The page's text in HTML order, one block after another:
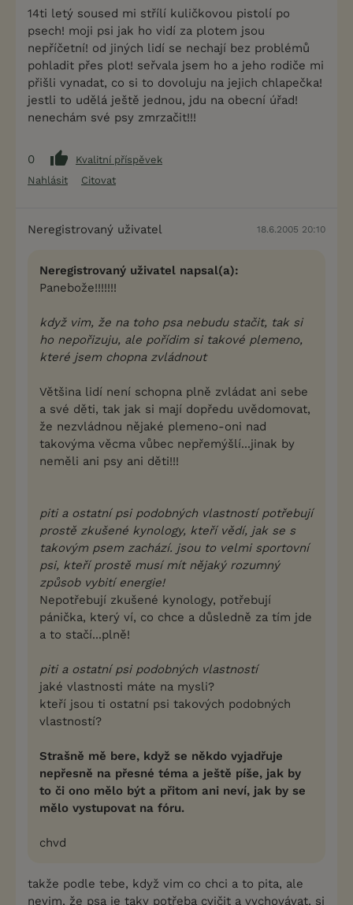
14ti letý soused mi střílí kuličkovou pistolí po
psech! moji psi jak ho vidí za plotem jsou
nepříčetní! od jiných lidí se nechají bez problémů
pohladit přes plot! seřvala jsem ho a jeho rodiče mi
přišli vynadat, co si to dovoluju na jejich chlapečka!
jestli to udělá ještě jednou, jdu na obecní úřad!
nenechám své psy zmrzačit!!!
0
Kvalitní příspěvek
Nahlásit
Citovat
Neregistrovaný uživatel 18.6.2005 20:10
Neregistrovaný uživatel napsal(a):
Panebože!!!!!!!
když vim, že na toho psa nebudu stačit, tak si
ho nepořizuju, ale pořídim si takové plemeno,
které jsem chopna zvládnout
Většina lidí není schopna plně zvládat ani sebe
a své děti, tak jak si mají dopředu uvědomovat,
že nezvládnou nějaké plemeno-oni nad
takovýma věcma vůbec nepřemýšlí...jinak by
neměli ani psy ani děti!!!
piti a ostatní psi podobných vlastností potřebují
prostě zkušené kynology, kteří vědí, jak se s
takovým psem zachází. jsou to velmi sportovní
psi, kteří prostě musí mít nějaký rozumný
způsob vybití energie!
Nepotřebují zkušené kynology, potřebují
pánička, který ví, co chce a důsledně za tím jde
a to stačí...plně!
piti a ostatní psi podobných vlastností
jaké vlastnosti máte na mysli?
kteří jsou ti ostatní psi takových podobných
vlastností?
Strašně mě bere, když se někdo vyjadřuje
nepřesně na přesné téma a ještě píše, jak by
to či ono mělo být a přitom ani neví, jak by se
mělo vystupovat na fóru.
chvd
takže podle tebe, když vim co chci a to pita, ale
nevim, že psa je taky potřeba cvičit a vychovávat, si